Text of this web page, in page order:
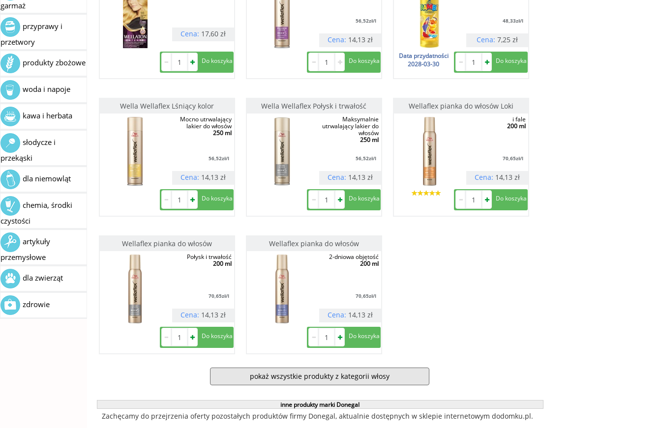
garmaż
przyprawy i
przetwory
produkty zbożowe
woda i napoje
kawa i herbata
słodycze i
przekąski
dla niemowląt
chemia, środki
czystości
artykuły
przemysłowe
dla zwierząt
zdrowie
Cena: 17,60 zł
56,52zł/l
Cena: 14,13 zł
48,33zł/l
Cena:7,25 zł
Data przydatności
2028-03-30
Wella Wellaflex Lśniący kolor
Mocno utrwalający
lakier do włosów
250 ml
56,52zł/l
Cena: 14,13 zł
Wella Wellaflex Połysk i trwałość
Maksymalnie
utrwalający lakier do
włosów
250 ml
56,52zł/l
Cena: 14,13 zł
Wellaflex pianka do włosów Loki
i fale
200 ml
70,65zł/l
Cena: 14,13 zł
Wellaflex pianka do włosów
Połysk i trwałość
200 ml
70,65zł/l
Cena: 14,13 zł
Wellaflex pianka do włosów
2-dniowa objętość
200 ml
70,65zł/l
Cena: 14,13 zł
pokaż wszystkie produkty z kategorii włosy
inne produkty marki Donegal
Zachęcamy do przejrzenia oferty pozostałych produktów firmy Donegal, aktualnie dostępnych w sklepie internetowym dodomku.pl.